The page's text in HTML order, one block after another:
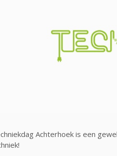
Achterhoek is een